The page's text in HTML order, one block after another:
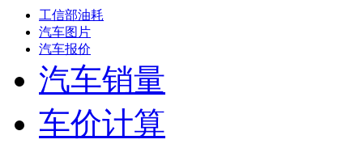
工信部油耗
汽车图片
汽车报价
汽车销量
车价计算